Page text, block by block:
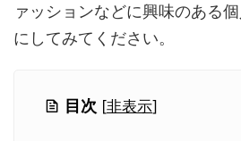
ァッションなどに興味のある
にしてみてください。
目次 [非表示]